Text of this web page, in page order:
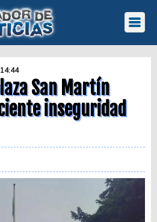
San Martín
inseguridad